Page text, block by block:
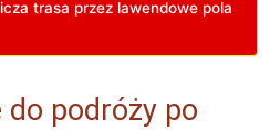
trasa przez lawendowe pola
podróży po